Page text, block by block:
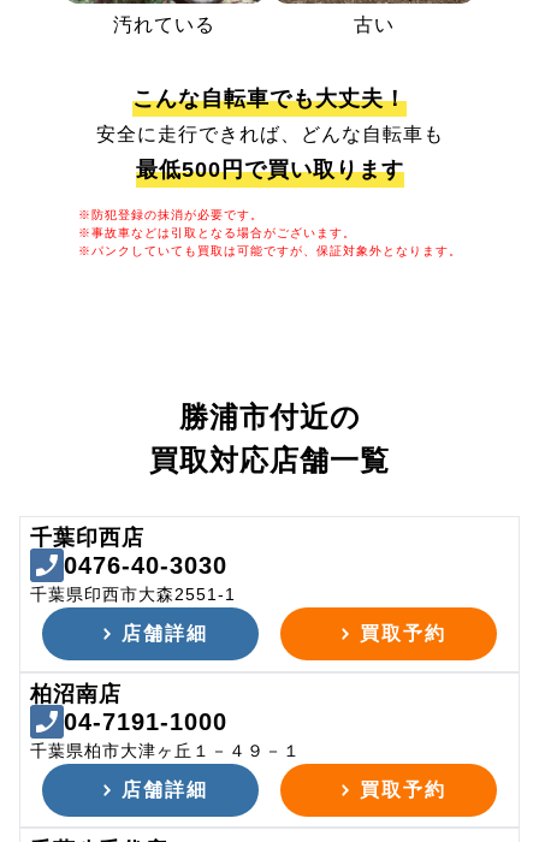
汚れている 古い
こんな自転車でも大丈夫！
安全に走行できれば、どんな自転車も
最低500円で買い取ります
※防犯登録の抹消が必要です。
※事故車などは引取となる場合がございます。
※パンクしていても買取は可能ですが、保証対象外となります。
勝浦市付近の
買取対応店舗一覧
千葉印西店
0476-40-3030
千葉県印西市大森2551-1
店舗詳細 買取予約
柏沼南店
04-7191-1000
千葉県柏市大津ヶ丘１－４９－１
店舗詳細 買取予約